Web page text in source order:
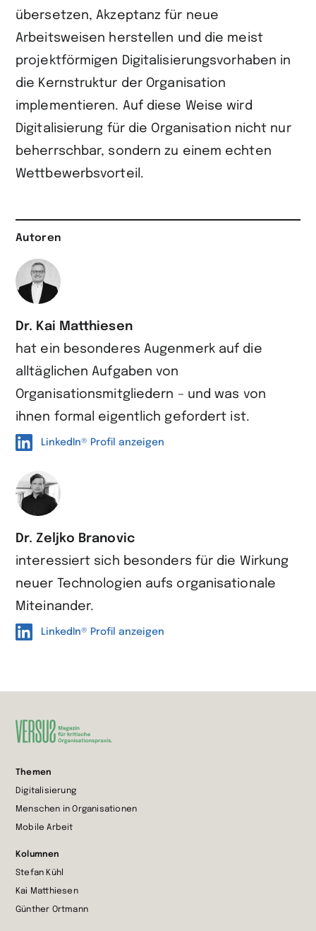
übersetzen, Akzeptanz für neue
Arbeitsweisen herstellen und die meist
projektförmigen Digitalisierungsvorhaben in
die Kernstruktur der Organisation
implementieren. Auf diese Weise wird
Digitalisierung für die Organisation nicht nur
beherrschbar, sondern zu einem echten
Wettbewerbsvorteil.
Autoren
Dr. Kai Matthiesen
hat ein besonderes Augenmerk auf die
alltäglichen Aufgaben von
Organisationsmitgliedern – und was von
ihnen formal eigentlich gefordert ist.
LinkedIn® Profil anzeigen
Dr. Zeljko Branovic
interessiert sich besonders für die Wirkung
neuer Technologien aufs organisationale
Miteinander.
LinkedIn® Profil anzeigen
Startseite
wechseln
Themen
Digitalisierung
Menschen in Organisationen
Mobile Arbeit
Kolumnen
Stefan Kühl
Kai Matthiesen
Günther Ortmann